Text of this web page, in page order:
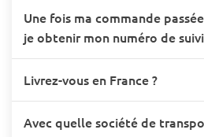
Une fois ma commande
je obtenir mon numéro de
Livrez-vous en France ?
Avec quelle société de